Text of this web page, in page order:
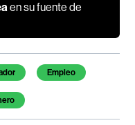
en su fuente de
Empleo